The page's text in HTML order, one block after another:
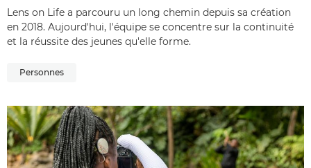
Lens on Life a parcouru un long chemin depuis sa création
en 2018. Aujourd'hui, l'équipe se concentre sur la continuité
et la réussite des jeunes qu'elle forme.
Personnes